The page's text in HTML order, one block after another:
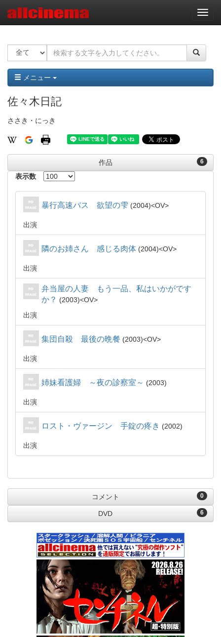
ナ
ビ
ー
ョ
ン
メニュー
佐々木日記
ささき・にっき
6
作品
表示数
暴行高速バス 欲望の雫 2004 OV
出演
隣のお姉さん 感じる肉体 2004 OV
出演
弁当屋の人妻 もう一品、私はいかがです
か？
2003
OV
出演
集団自殺 最後の晩餐 2003 OV
出演
姉妹看護婦 ～夜の診察室～ 2003
出演
ロスト・ヴァージン 手錠の疼き 2002
出演
0
コメント
6
DVD